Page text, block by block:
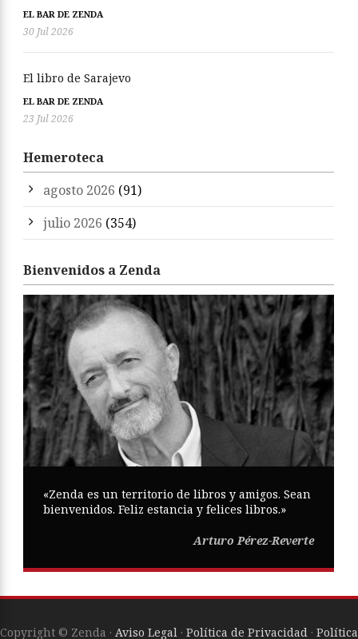
EL BAR DE ZENDA
30 Jul 2026
El libro de Sarajevo
EL BAR DE ZENDA
23 Jul 2026
Hemeroteca
agosto 2026 (91)
julio 2026 (354)
Bienvenidos a Zenda
«Zenda es un territorio de libros y amigos. Sean
bienvenidos. Feliz estancia y felices libros.»
Arturo Pérez-Reverte
Copyright © Zenda · Aviso Legal · Política de Privacidad · Política